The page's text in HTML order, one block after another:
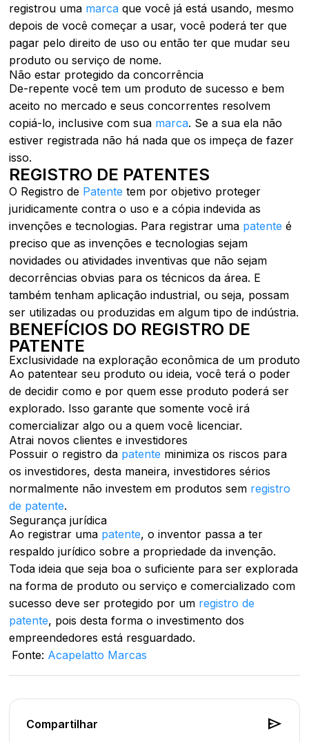
registrou uma marcaque você já está usando, mesmo
depois de você começar a usar, você poderá ter que
pagar pelo direito de uso ou então ter que mudar seu
produto ou serviço de nome.
Não estar protegido da concorrência
De-repente você tem um produto de sucesso e bem
aceito no mercado e seus concorrentes resolvem
copiá-lo, inclusive com sua marca. Se a sua ela não
estiver registrada não há nada que os impeça de fazer
isso.
REGISTRO DE PATENTES
O Registro de Patente tem por objetivo proteger
juridicamente contra o uso e a cópia indevida as
invenções e tecnologias. Para registrar uma patente é
preciso que as invenções e tecnologias sejam
novidades ou atividades inventivas que não sejam
decorrências obvias para os técnicos da área. E
também tenham aplicação industrial, ou seja, possam
ser utilizadas ou produzidas em algum tipo de indústria.
BENEFÍCIOS DO REGISTRO DE
PATENTE
Exclusividade na exploração econômica de um produto
Ao patentear seu produto ou ideia, você terá o poder
de decidir como e por quem esse produto poderá ser
explorado. Isso garante que somente você irá
comercializar algo ou a quem você licenciar.
Atrai novos clientes e investidores
Possuir o registro da patente minimiza os riscos para
os investidores, desta maneira, investidores sérios
normalmente não investem em produtos sem registro
de patente.
Segurança jurídica
Ao registrar uma patente, o inventor passa a ter
respaldo jurídico sobre a propriedade da invenção.
Toda ideia que seja boa o suficiente para ser explorada
na forma de produto ou serviço e comercializado com
sucesso deve ser protegido por um registro de
patente, pois desta forma o investimento dos
empreendedores está resguardado.
Fonte: Acapelatto Marcas
Compartilhar send